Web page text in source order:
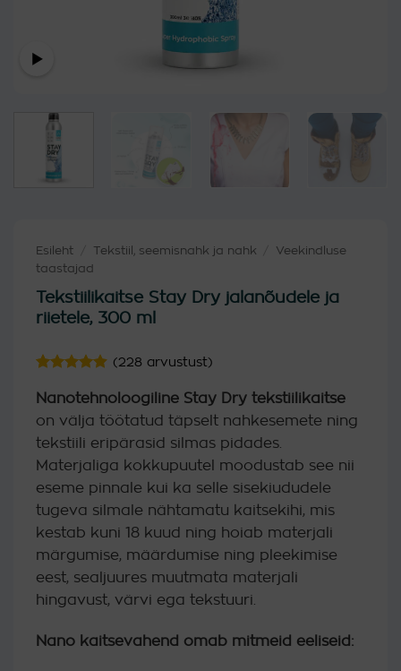
Esileht Tekstiil, seemisnahk ja nahk
Veekindluse
taastajad
Tekstiilikaitse Stay Dry jalanõudele ja
riietele, 300 ml
4.88/5
hinnangu
põhjal
(228 arvustust)
Nanotehnoloogiline Stay Dry tekstiilikaitse
on välja töötatud täpselt nahkesemete ning
tekstiili eripärasid silmas pidades.
Materjaliga kokkupuutel moodustab see nii
eseme pinnale kui ka selle sisekiududele
tugeva silmale nähtamatu kaitsekihi, mis
kestab kuni 18 kuud ning hoiab materjali
märgumise, määrdumise ning pleekimise
eest, sealjuures muutmata materjali
hingavust, värvi ega tekstuuri.
Nano kaitsevahend omab mitmeid eeliseid: